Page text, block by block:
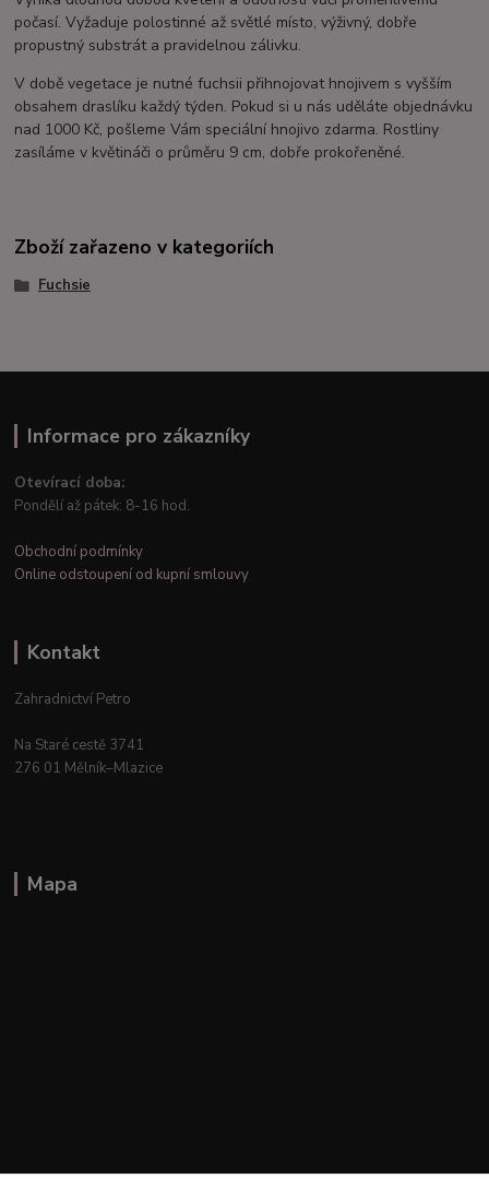
počasí. Vyžaduje polostinné až světlé místo, výživný, dobře
propustný substrát a pravidelnou zálivku.
V době vegetace je nutné fuchsii přihnojovat hnojivem s vyšším
obsahem draslíku každý týden. Pokud si u nás uděláte objednávku
nad 1000 Kč, pošleme Vám speciální hnojivo zdarma. Rostliny
zasíláme v květináči o průměru 9 cm, dobře prokořeněné.
Zboží zařazeno v kategoriích
Fuchsie
Informace pro zákazníky
Otevírací doba:
Pondělí až pátek: 8-16 hod.
Obchodní podmínky
Online odstoupení od kupní smlouvy
Kontakt
Zahradnictví Petro
Na Staré cestě 3741
276 01 Mělník–Mlazice
Mapa